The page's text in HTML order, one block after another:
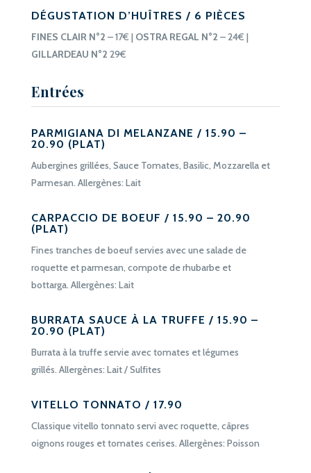
DÉGUSTATION D’HUÎTRES / 6 PIÈCES
FINES CLAIR N°2 – 17€ | OSTRA REGAL N°2 – 24€ |
GILLARDEAU N°2 29€
Entrées
PARMIGIANA DI MELANZANE / 15.90 –
20.90 (PLAT)
Aubergines grillées, Sauce Tomates, Basilic, Mozzarella et
Parmesan. Allergènes: Lait
CARPACCIO DE BOEUF / 15.90 – 20.90
(PLAT)
Fines tranches de boeuf servies avec une salade de
roquette et parmesan, compote de rhubarbe et
bottarga. Allergènes: Lait
BURRATA SAUCE À LA TRUFFE / 15.90 –
20.90 (PLAT)
Burrata à la truffe servie avec tomates et légumes
grillés. Allergènes: Lait / Sulfites
VITELLO TONNATO / 17.90
Classique vitello tonnato servi avec roquette, câpres
oignons rouges et tomates cerises. Allergènes: Poisson